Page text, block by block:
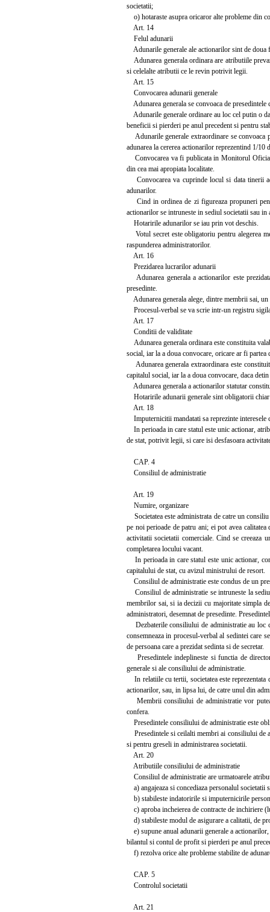
societatii;
o) hotaraste asupra oricaror alte probleme din
Art. 14
Felul adunarii
Adunarile generale ale actionarilor sint de doua
Adunarea generala ordinara are atributiile
si celelalte atributii ce le revin potrivit legii.
Art. 15
Convocarea adunarii generale
Adunarea generala se convoaca de
Adunarile generale ordinare au loc cel putin o
beneficii si pierderi pe anul precedent si pentru
Adunarile generale extraordinare se
adunarea la cererea actionarilor reprezentind 1/
Convocarea va fi publicata in Monitorul Oficial
din cea mai apropiata localitate.
Convocarea va cuprinde locul si data tinerii
adunarilor.
Cind in ordinea de zi figureaza propuneri
actionarilor se intruneste in sediul societatii sau in
Hotaririle adunarilor se iau prin vot deschis.
Votul secret este obligatoriu pentru alegerea
raspunderea administratorilor.
Art. 16
Prezidarea lucrarilor adunarii
Adunarea generala a actionarilor este
presedinte.
Adunarea generala alege, dintre membrii sai,
Procesul-verbal se va scrie intr-un registru
Art. 17
Conditii de validitate
Adunarea generala ordinara este constituita
social, iar la a doua convocare, oricare ar fi
Adunarea generala extraordinara este
capitalul social, iar la a doua convocare, daca
Adunarea generala a actionarilor statutar
Hotaririle adunarii generale sint obligatorii chiar
Art. 18
Imputernicitii mandatati sa reprezinte interesele
In perioada in care statul este unic actionar,
de stat, potrivit legii, si care isi desfasoara
CAP. 4
Consiliul de administratie
Art. 19
Numire, organizare
Societatea este administrata de catre un
pe noi perioade de patru ani; ei pot avea
activitatii societatii comerciale. Cind se creeaza
completarea locului vacant.
In perioada in care statul este unic actionar,
capitalului de stat, cu avizul ministrului de resort.
Consiliul de administratie este condus de un
Consiliul de administratie se intruneste la
membrilor sai, si ia decizii cu majoritate simpla
administratori, desemnat de presedinte.
Dezbaterile consiliului de administratie au loc
consemneaza in procesul-verbal al sedintei care
de persoana care a prezidat sedinta si de secretar.
Presedintele indeplineste si functia de
generale si ale consiliului de administratie.
In relatiile cu tertii, societatea este reprezentata
actionarilor, sau, in lipsa lui, de catre unul din
Membrii consiliului de administratie vor putea
confera.
Presedintele consiliului de administratie este
Presedintele si ceilalti membri ai consiliului de
si pentru greseli in administrarea societatii.
Art. 20
Atributiile consiliului de administratie
Consiliul de administratie are urmatoarele
a) angajeaza si concediaza personalul societatii
b) stabileste indatoririle si imputernicirile
c) aproba incheierea de contracte de inchiriere
d) stabileste modul de asigurare a calitatii, de
e) supune anual adunarii generale a
bilantul si contul de profit si pierderi pe anul
f) rezolva orice alte probleme stabilite de
CAP. 5
Controlul societatii
Art. 21